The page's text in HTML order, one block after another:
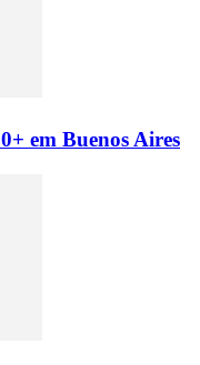
em Buenos Aires